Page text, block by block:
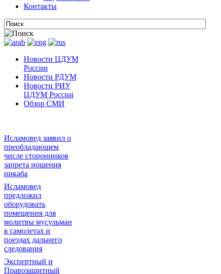
Контакты
Новости ЦДУМ
России
Новости РДУМ
Новости РИУ
ЦДУМ России
Обзор СМИ
Исламовед заявил о
преобладающем
числе сторонников
запрета ношения
никаба
Исламовед
предложил
оборудовать
помещения для
молитвы мусульман
в самолетах и
поездах дальнего
следования
Экспертный и
Правозащитный